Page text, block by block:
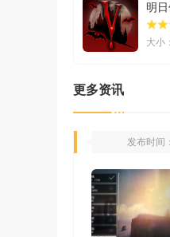
明
大小
更多资讯
发布时间